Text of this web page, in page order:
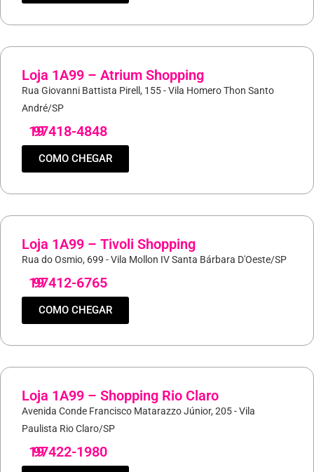
Loja 1A99 – Atrium Shopping
Rua Giovanni Battista Pirell, 155 - Vila Homero Thon Santo
André/SP
19
97418-4848
COMO CHEGAR
Loja 1A99 – Tivoli Shopping
Rua do Osmio, 699 - Vila Mollon IV Santa Bárbara D'Oeste/SP
19
97412-6765
COMO CHEGAR
Loja 1A99 – Shopping Rio Claro
Avenida Conde Francisco Matarazzo Júnior, 205 - Vila
Paulista Rio Claro/SP
19
97422-1980